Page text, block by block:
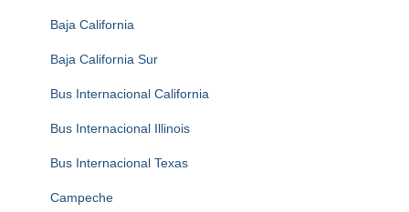
Baja California
Baja California Sur
Bus Internacional California
Bus Internacional Illinois
Bus Internacional Texas
Campeche